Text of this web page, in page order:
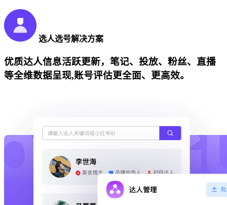
选人选号解决方案
优质达人信息活跃更新，笔记、投放、粉丝、直播
等全维数据呈现,账号评估更全面、更高效。